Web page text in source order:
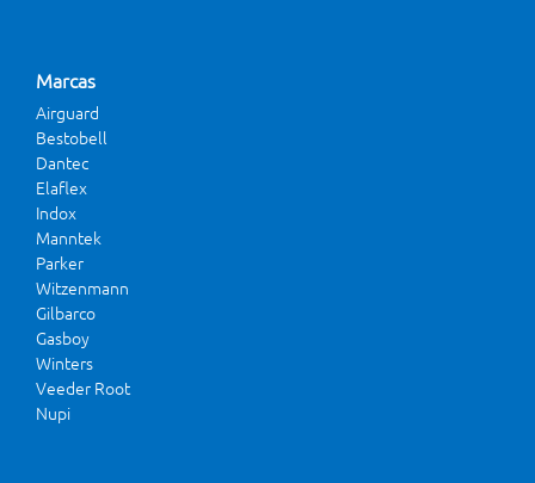
Marcas
Airguard
Bestobell
Dantec
Elaflex
Indox
Manntek
Parker
Witzenmann
Gilbarco
Gasboy
Winters
Veeder Root
Nupi